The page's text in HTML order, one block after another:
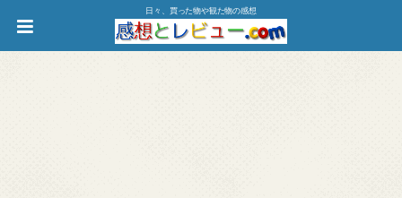
日々、買った物や観た物の感想